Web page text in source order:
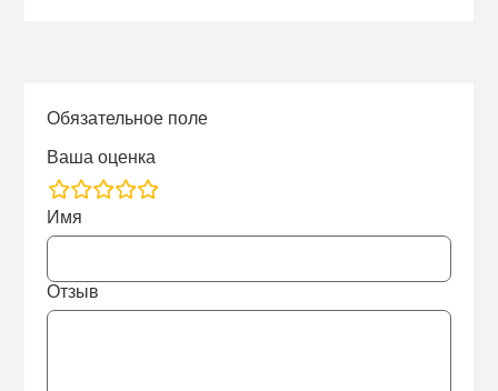
Обязательное поле
Ваша оценка
rating
fields
Имя
Отзыв